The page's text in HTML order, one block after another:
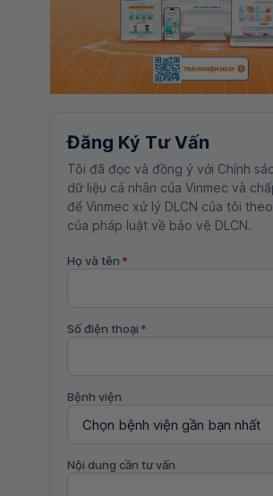
Đăng Ký Tư Vấn
Tôi đã đọc và đồng ý với Chính
dữ liệu cá nhân của Vinmec và
để Vinmec xử lý DLCN của tôi
của pháp luật về bảo vệ DLCN.
Họ và tên *
Số điện thoại *
Bệnh viện
Nội dung cần tư vấn